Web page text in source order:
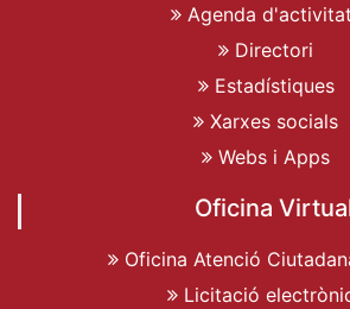
Agenda
Directori
Estadístiques
Xarxes socials
Webs i Apps
Oficina
Oficina Atenció
Licitació